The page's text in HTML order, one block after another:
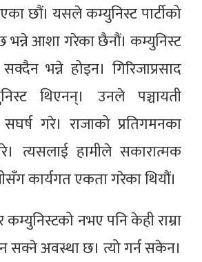
छौं। यसले कम्युनिस्ट पार्टीको
भन्ने आशा गरेका छैनौं। कम्युनिस्ट
भन्ने होइन। गिरिजाप्रसाद
थिएनन्। उनले पञ्चायती
गरे। राजाको प्रतिगमनका
त्यसलाई हामीले सकारात्मक
कार्यगत एकता गरेका थियौं।
नभए पनि केही राम्रा
सक्ने अवस्था छ। त्यो गर्न सकेन।